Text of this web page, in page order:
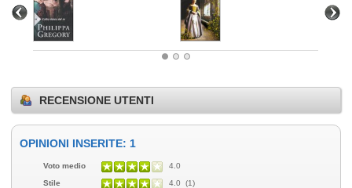
RECENSIONE UTENTI
OPINIONI INSERITE: 1
Voto medio
4.0
Stile
4.0 (1)